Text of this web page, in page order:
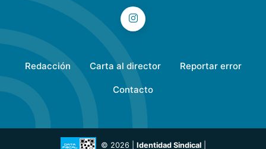
Redacción Carta al director Reportar error
Contacto
© 2026 | Identidad Sindical|